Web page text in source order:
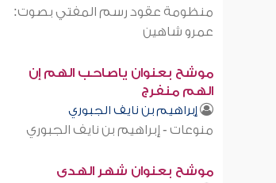
منظومة عقود رسم المفتي بصوت:
عمرو شاهين
موشح بعنوان ياصاحب الهم إن
الهم منفرج
إبراهيم بن نايف الجبوري
منوعات - إبراهيم بن نايف الجبوري
موشح بعنوان شهر الهدى